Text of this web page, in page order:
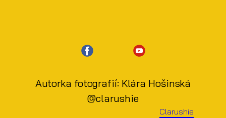
Autorka fotografií: ​Klára Hošinská
@clarushie
Clarushie